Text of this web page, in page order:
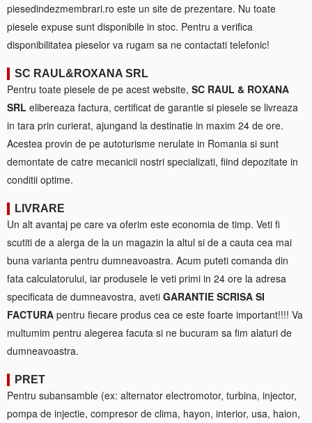
piesedindezmembrari.ro este un site de prezentare. Nu toate
piesele expuse sunt disponibile in stoc. Pentru a verifica
disponibilitatea pieselor va rugam sa ne contactati telefonic!
SC RAUL&ROXANA SRL
Pentru toate piesele de pe acest website, SC RAUL & ROXANA
SRL elibereaza factura, certificat de garantie si piesele se livreaza
in tara prin curierat, ajungand la destinatie in maxim 24 de ore.
Acestea provin de pe autoturisme nerulate in Romania si sunt
demontate de catre mecanicii nostri specializati, fiind depozitate in
conditii optime.
LIVRARE
Un alt avantaj pe care va oferim este economia de timp. Veti fi
scutiti de a alerga de la un magazin la altul si de a cauta cea mai
buna varianta pentru dumneavoastra. Acum puteti comanda din
fata calculatorului, iar produsele le veti primi in 24 ore la adresa
specificata de dumneavostra, aveti GARANTIE SCRISA SI
FACTURA pentru fiecare produs cea ce este foarte important!!!! Va
multumim pentru alegerea facuta si ne bucuram sa fim alaturi de
dumneavoastra.
PRET
Pentru subansamble (ex: alternator electromotor, turbina, injector,
pompa de injectie, compresor de clima, hayon, interior, usa, haion,